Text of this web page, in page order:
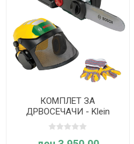
КОМПЛЕТ ЗА
ДРВОСЕЧАЧИ - Klein